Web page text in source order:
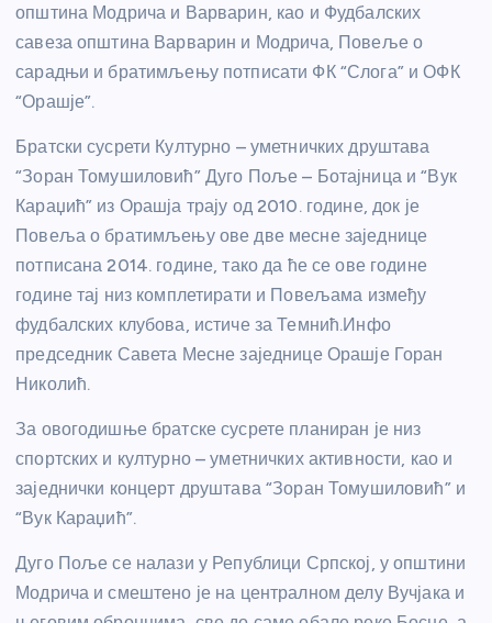
општина Модрича и Варварин, као и Фудбалских
савеза општина Варварин и Модрича, Повеље о
сарадњи и братимљењу потписати ФК “Слога” и ОФК
“Орашје”.
Братски сусрети Културно – уметничких друштава
“Зоран Томушиловић” Дуго Поље – Ботајница и “Вук
Караџић” из Орашја трају од 2010. године, док је
Повеља о братимљењу ове две месне заједнице
потписана 2014. године, тако да ће се ове године
године тај низ комплетирати и Повељама између
фудбалских клубова, истиче за Темнић.Инфо
председник Савета Месне заједнице Орашје Горан
Николић.
За овогодишње братске сусрете планиран је низ
спортских и културно – уметничких активности, као и
заједнички концерт друштава “Зоран Томушиловић” и
“Вук Караџић”.
Дуго Поље се налази у Републици Српској, у општини
Модрича и смештено је на централном делу Вучјака и